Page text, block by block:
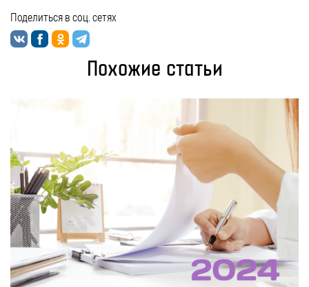
Поделиться в соц. сетях
Похожие статьи